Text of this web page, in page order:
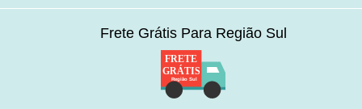
Frete Grátis Para Região Sul
FRETE
GRÁTIS
Região Sul